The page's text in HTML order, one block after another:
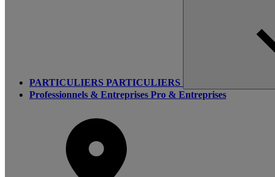
PARTICULIERS PARTICULIERS
Professionnels & Entreprises Pro & Entreprises